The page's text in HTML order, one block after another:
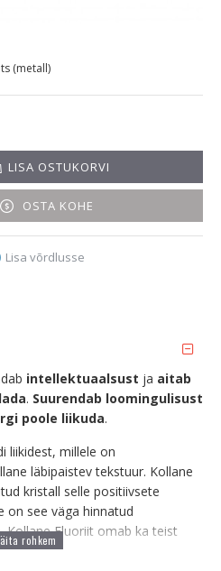
(metall)
LISA OSTUKORVI
OSTA KOHE
Lisa võrdlusse
intellektuaalsust ja aitab
. Suurendab loomingulisust
poole liikuda.
liikidest, millele on
läbipaistev tekstuur. Kollane
kristall selle positiivsete
see väga hinnatud
Kollane Fluoriit omab ka teist